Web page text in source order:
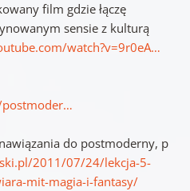
film gdzie łączę
sensie z kulturą
watch?v=9r0eA…
do postmoderny, p
2011/07/24/lekcja-5-
mit-magia-i-fantasy/